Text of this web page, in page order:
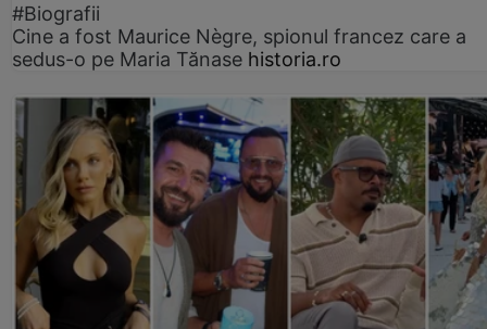
#Biografii
Cine a fost Maurice Nègre, spionul francez care a
sedus-o pe Maria Tănase historia.ro